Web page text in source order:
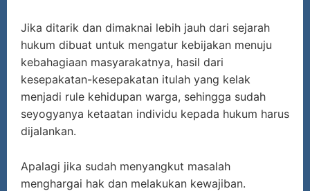
Jika ditarik dan dimaknai lebih jauh dari sejarah
hukum dibuat untuk mengatur kebijakan menuju
kebahagiaan masyarakatnya, hasil dari
kesepakatan-kesepakatan itulah yang kelak
menjadi rule kehidupan warga, sehingga sudah
seyogyanya ketaatan individu kepada hukum harus
dijalankan.
Apalagi jika sudah menyangkut masalah
menghargai hak dan melakukan kewajiban.